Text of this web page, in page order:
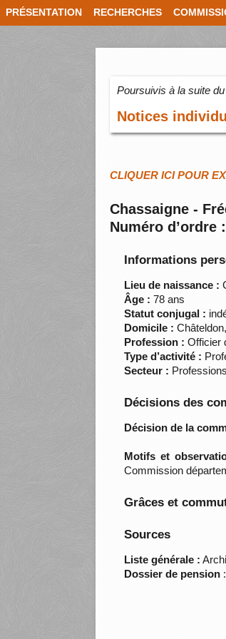
PRÉSENTATION RECHERCHES
Poursuivis à la suite
Notices
CLIQUER ICI POUR
Chassaigne -
Numéro d’ordre
Informations
Lieu de naissance :
Âge : 78 ans
Statut conjugal :
Domicile :
Profession : Officier
Type d’activité :
Secteur :
Décisions des
Décision de la
Motifs et
Commission
Grâces et
Sources
Liste générale :
Dossier de pension